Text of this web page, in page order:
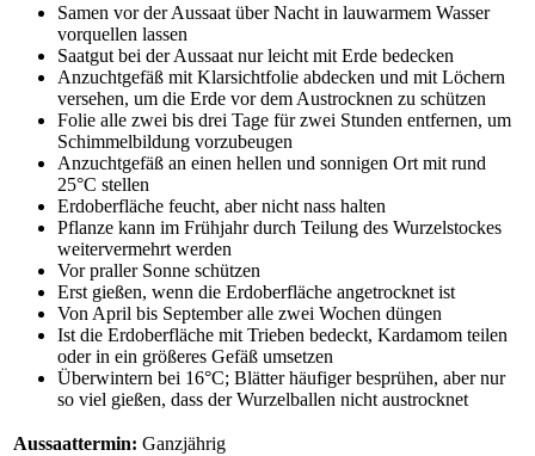
Samen vor der Aussaat über Nacht in lauwarmem Wasser
vorquellen lassen
Saatgut bei der Aussaat nur leicht mit Erde bedecken
Anzuchtgefäß mit Klarsichtfolie abdecken und mit Löchern
versehen, um die Erde vor dem Austrocknen zu schützen
Folie alle zwei bis drei Tage für zwei Stunden entfernen, um
Schimmelbildung vorzubeugen
Anzuchtgefäß an einen hellen und sonnigen Ort mit rund
25°C stellen
Erdoberfläche feucht, aber nicht nass halten
Pflanze kann im Frühjahr durch Teilung des Wurzelstockes
weitervermehrt werden
Vor praller Sonne schützen
Erst gießen, wenn die Erdoberfläche angetrocknet ist
Von April bis September alle zwei Wochen düngen
Ist die Erdoberfläche mit Trieben bedeckt, Kardamom teilen
oder in ein größeres Gefäß umsetzen
Überwintern bei 16°C; Blätter häufiger besprühen, aber nur
so viel gießen, dass der Wurzelballen nicht austrocknet
Aussaattermin: Ganzjährig